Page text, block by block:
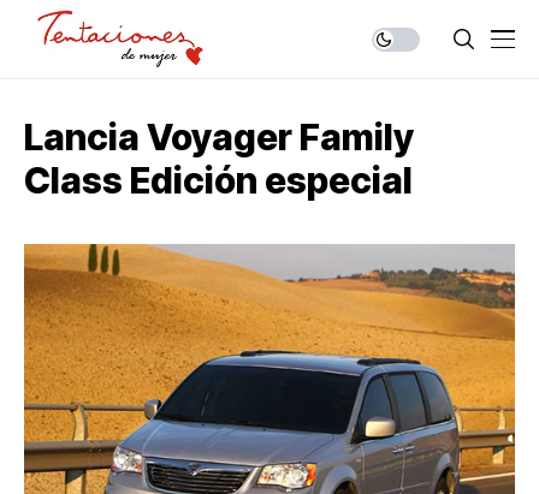
Lancia Voyager Family
Class Edición especial